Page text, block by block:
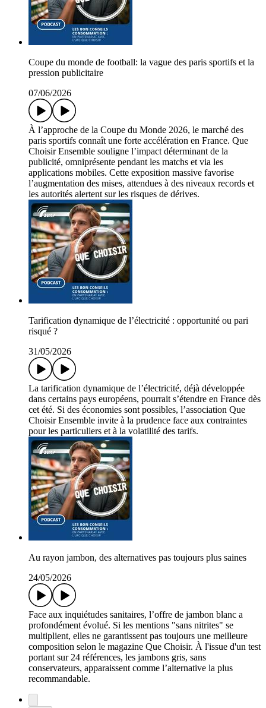
Coupe du monde de football: la vague des paris sportifs et la
pression publicitaire
07/06/2026
À l’approche de la Coupe du Monde 2026, le marché des
paris sportifs connaît une forte accélération en France. Que
Choisir Ensemble souligne l’impact déterminant de la
publicité, omniprésente pendant les matchs et via les
applications mobiles. Cette exposition massive favorise
l’augmentation des mises, attendues à des niveaux records et
les autorités alertent sur les risques de dérives.
Tarification dynamique de l’électricité : opportunité ou pari
risqué ?
31/05/2026
La tarification dynamique de l’électricité, déjà développée
dans certains pays européens, pourrait s’étendre en France dès
cet été. Si des économies sont possibles, l’association Que
Choisir Ensemble invite à la prudence face aux contraintes
pour les particuliers et à la volatilité des tarifs.
Au rayon jambon, des alternatives pas toujours plus saines
24/05/2026
Face aux inquiétudes sanitaires, l’offre de jambon blanc a
profondément évolué. Si les mentions "sans nitrites" se
multiplient, elles ne garantissent pas toujours une meilleure
composition selon le magazine Que Choisir. À l'issue d'un test
portant sur 24 références, les jambons gris, sans
conservateurs, apparaissent comme l’alternative la plus
recommandable.